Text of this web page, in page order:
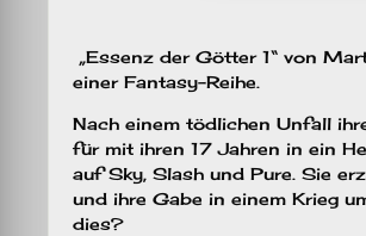
„Essenz der Götter 1“ von
einer Fantasy-Reihe.
Nach einem tödlichen Unfall
für mit ihren 17 Jahren in ein
auf Sky, Slash und Pure. Sie
und ihre Gabe in einem Krieg
dies?